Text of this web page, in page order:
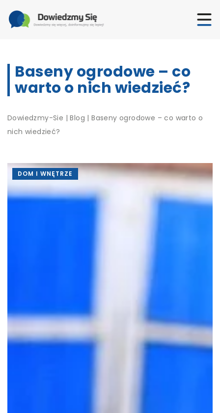
Baseny ogrodowe – co
warto o nich wiedzieć?
Dowiedzmy-Sie |Blog |Baseny ogrodowe – co warto o
nich wiedzieć?
DOM I WNĘTRZE